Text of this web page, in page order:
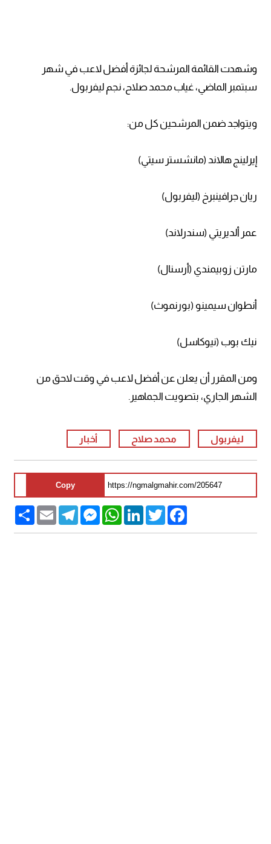
وشهدت القائمة المرشحة لجائزة أفضل لاعب في شهر
سبتمبر الماضي، غياب محمد صلاح، نجم ليفربول.
ويتواجد ضمن المرشحين كل من:
إيرلينج هالاند (مانشستر سيتي)
ريان جرافينبرخ (ليفربول)
عمر ألديريتي (سندرلاند)
مارتن زوبيمندي (أرسنال)
أنطوان سيمينو (بورنموث)
نيك بوب (نيوكاسل)
ومن المقرر أن يعلن عن أفضل لاعب في وقت لاحق من
الشهر الجاري، بتصويت الجماهير.
ليفربول محمد صلاح أخبار
Copy
Share Email
TelegramMessengerWhatsAppLinkedInTwitter
Facebook